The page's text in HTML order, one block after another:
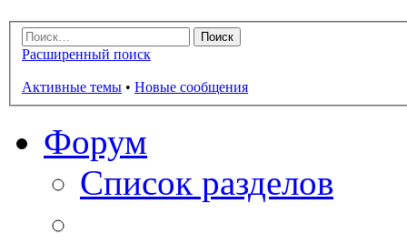
Расширенный поиск
Активные темы • Новые сообщения
Форум
Список разделов